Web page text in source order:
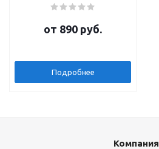
от 890 руб.
Подробнее
Компания